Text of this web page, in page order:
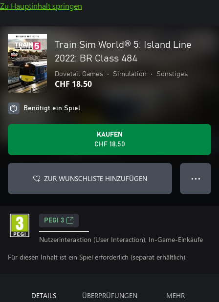
Zu Hauptinhalt springen
Train Sim World® 5: Island Line
2022: BR Class 484
Dovetail Games • Simulation • Sonstiges
CHF 18.50
Benötigt ein Spiel
KAUFEN
CHF 18.50
ZUR WUNSCHLISTE HINZUFÜGEN ● ● ●
PEGI 3
Nutzerinteraktion (User Interaction), In-Game-Einkäufe
Für diesen Inhalt ist ein Spiel erforderlich (separat erhältlich).
DETAILS ÜBERPRÜFUNGEN MEHR